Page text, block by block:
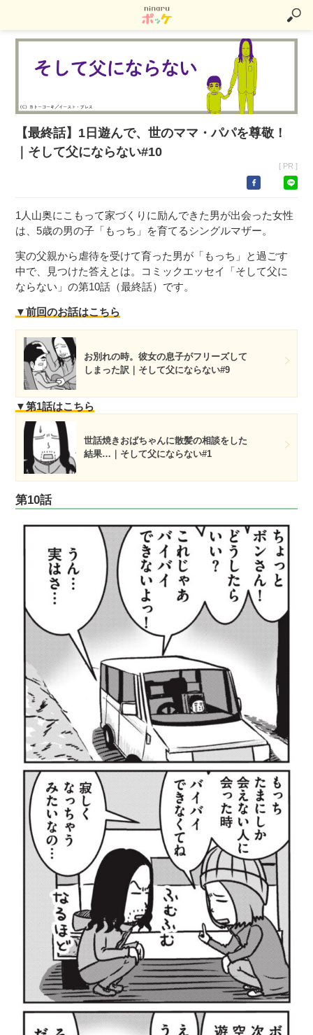
【最終話】1日遊んで、世のママ・パパを尊敬！
｜そして父にならない#10
[ PR ]
1人山奥にこもって家づくりに励んできた男が出会った女性
は、5歳の男の子「もっち」を育てるシングルマザー。
実の父親から虐待を受けて育った男が「もっち」と過ごす
中で、見つけた答えとは。コミックエッセイ「そして父に
ならない」の第10話（最終話）です。
▼前回のお話はこちら
お別れの時。彼女の息子がフリーズして
しまった訳｜そして父にならない#9
▼第1話はこちら
世話焼きおばちゃんに散髪の相談をした
結果…｜そして父にならない#1
第10話